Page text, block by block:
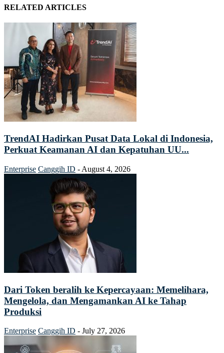
RELATED ARTICLES
TrendAI Hadirkan Pusat Data Lokal di Indonesia,
Perkuat Keamanan AI dan Kepatuhan UU...
Enterprise Canggih ID - August 4, 2026
Dari Token beralih ke Kepercayaan: Memelihara,
Mengelola, dan Mengamankan AI ke Tahap
Produksi
Enterprise Canggih ID - July 27, 2026